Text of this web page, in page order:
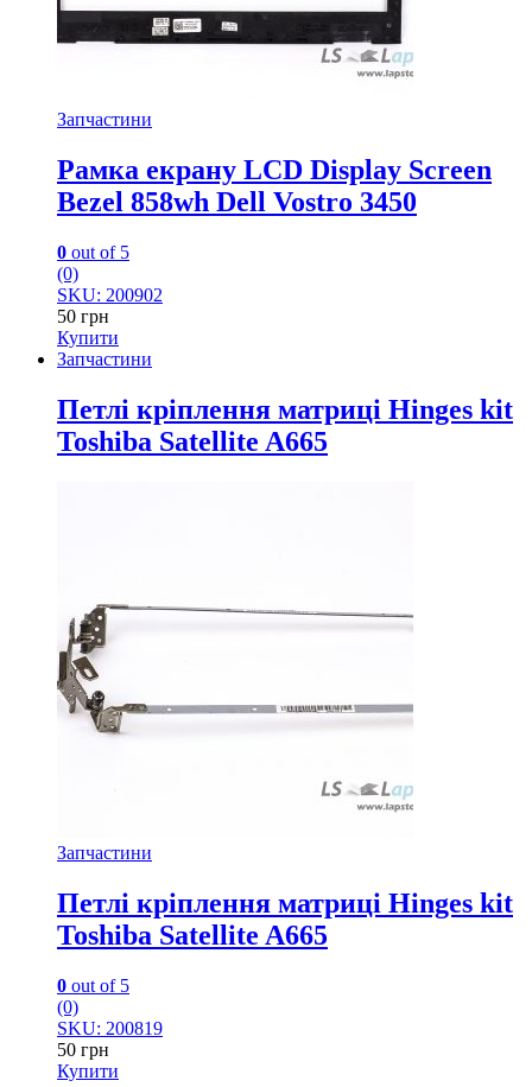
Запчастини
Рамка екрану LCD Display Screen
Bezel 858wh Dell Vostro 3450
0 out of 5
(0)
SKU: 200902
50 грн
Купити
Запчастини
Петлі кріплення матриці Hinges kit
Toshiba Satellite A665
Запчастини
Петлі кріплення матриці Hinges kit
Toshiba Satellite A665
0 out of 5
(0)
SKU: 200819
50 грн
Купити